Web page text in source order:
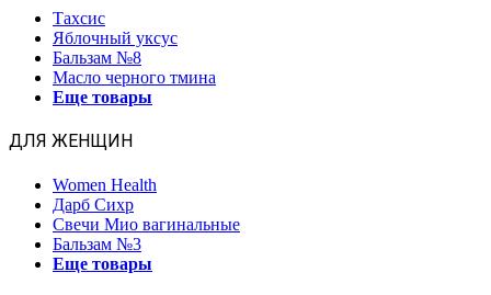
Тахсис
Яблочный уксус
Бальзам №8
Масло черного тмина
Еще товары
ДЛЯ ЖЕНЩИН
Women Health
Дарб Сихр
Свечи Мио вагинальные
Бальзам №3
Еще товары